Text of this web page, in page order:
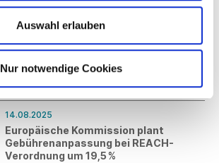
Auswahl erlauben
Nur notwendige Cookies
Stellungnahme zur Umsetzung der
Industrieemissionsrichtlinie
eingereicht
textil+mode zur zweiten
und zur Mantelverordnung zur Umsetzung
Industrieemissionsrichtlinie wurde
fristgerecht eingereicht.
14.08.2025
Europäische Kommission plant
Gebührenanpassung bei REACH-
Verordnung um 19,5 %